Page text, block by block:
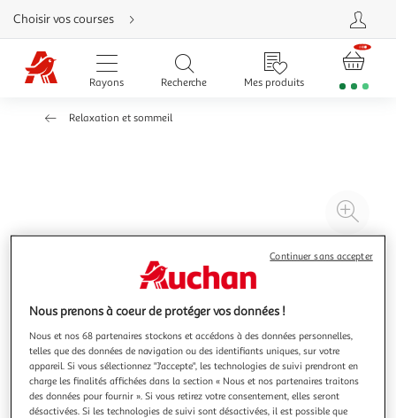
Aller
directement
au
contenu
Aller
directement
Aller
besoin
Choisir vos courses
Rayons Recherche Mes produits
Relaxation et sommeil
à
Nous prenons à coeur de protéger vos données !
Nous et nos 68 partenaires stockons et accédons à des données personnelles,
telles que des données de navigation ou des identifiants uniques, sur votre
appareil. Si vous sélectionnez "J'accepte", les technologies de suivi prendront en
charge les finalités affichées dans la section « Nous et nos partenaires traitons
des données pour fournir ». Si vous retirez votre consentement, elles seront
désactivées. Si les technologies de suivi sont désactivées, il est possible que
Continuer sans accepter